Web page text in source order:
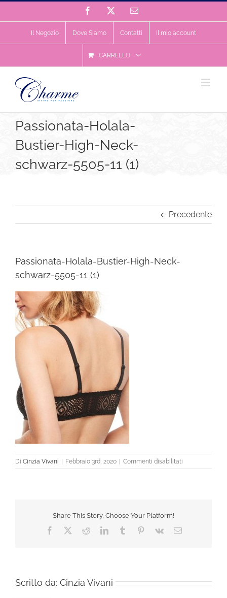
contenuto
Facebook Email
Il Negozio Dove Siamo Contatti Il mio account
CARRELLO
Passionata-Holala-
Bustier-High-Neck-
schwarz-5505-11 (1)
Precedente
Passionata-Holala-Bustier-High-Neck-
schwarz-5505-11 (1)
Di Cinzia Vivani Febbraio 3rd, 2020 Commenti disabilitati
Passionata-
Share This Story, Choose Your Platform!
Facebook RedditLinkedInTumblr Pinterest
Vk Email
Scritto da: Cinzia Vivani